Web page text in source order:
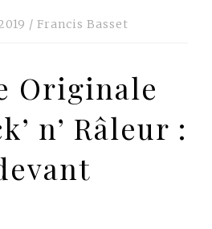
/ Francis Basset
Originale
n’ Râleur :